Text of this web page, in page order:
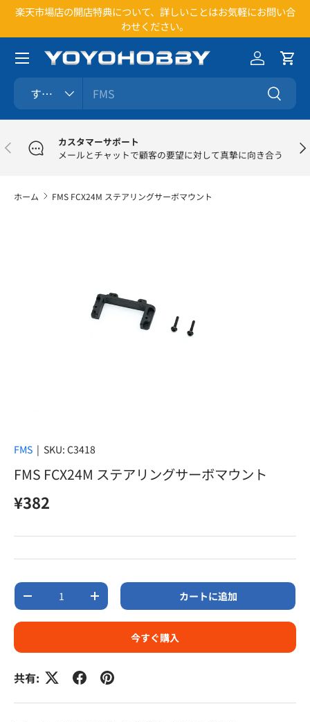
コンテンツへスキップ
楽天市場店の開店特典について、詳しいことはお気軽にお問い合
わせください。
検索
商品タイプ
すべて 検索
ログインカ
メニュー
前 次
カスタマーサポート
メールとチャットで顧客の要望に対して真摯に向き合う
ホーム FMS FCX24M ステアリングサーボマウント
FMS | SKU: C3418
FMS FCX24M ステアリングサーボマウント
定価
¥382
数量
数量を減らす
数量を増やす カートに追加
今すぐ購入
共有: